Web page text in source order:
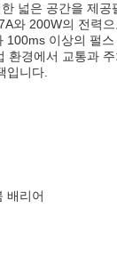
넓은 공간을 제
와 200W의 전력
이상의 펄
환경에서 교통과
입니다.
배리어